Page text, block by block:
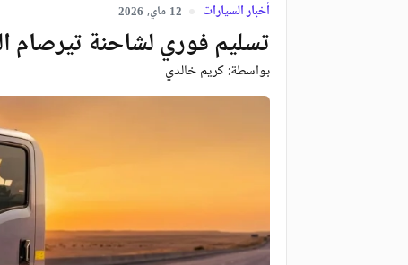
أخبار السيارات 12 ماي, 2026
تسليم فوري لشاحنة تيرصام
بواسطة:كريم خالدي